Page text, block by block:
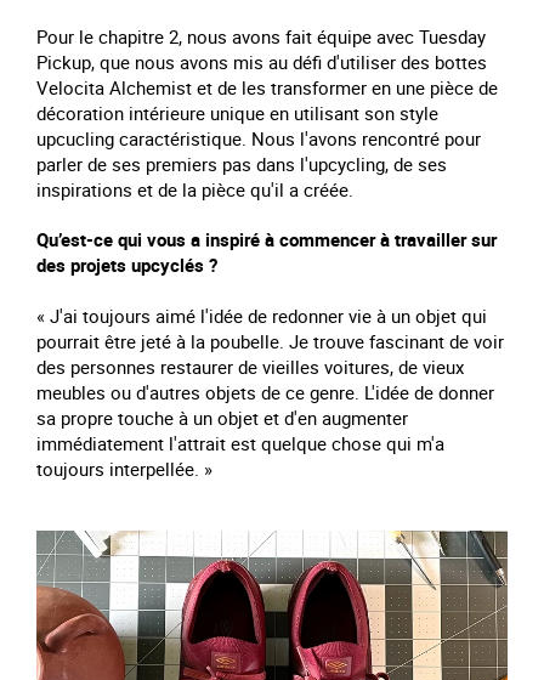
Pour le chapitre 2, nous avons fait équipe avec Tuesday
Pickup, que nous avons mis au défi d'utiliser des bottes
Velocita Alchemist et de les transformer en une pièce de
décoration intérieure unique en utilisant son style
upcucling caractéristique. Nous l'avons rencontré pour
parler de ses premiers pas dans l'upcycling, de ses
inspirations et de la pièce qu'il a créée.
Qu’est-ce qui vous a inspiré à commencer à travailler sur
des projets upcyclés ?
« J'ai toujours aimé l'idée de redonner vie à un objet qui
pourrait être jeté à la poubelle. Je trouve fascinant de voir
des personnes restaurer de vieilles voitures, de vieux
meubles ou d'autres objets de ce genre. L'idée de donner
sa propre touche à un objet et d'en augmenter
immédiatement l'attrait est quelque chose qui m'a
toujours interpellée. »